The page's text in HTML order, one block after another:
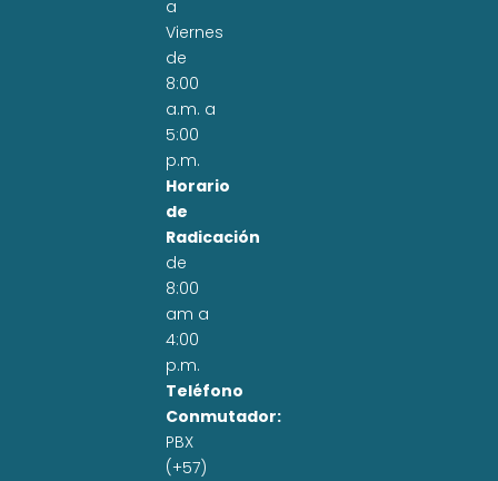
a
Viernes
de
8:00
a.m. a
5:00
p.m.
Horario
de
Radicación
de
8:00
am a
4:00
p.m.
Teléfono
Conmutador:
PBX
(+57)